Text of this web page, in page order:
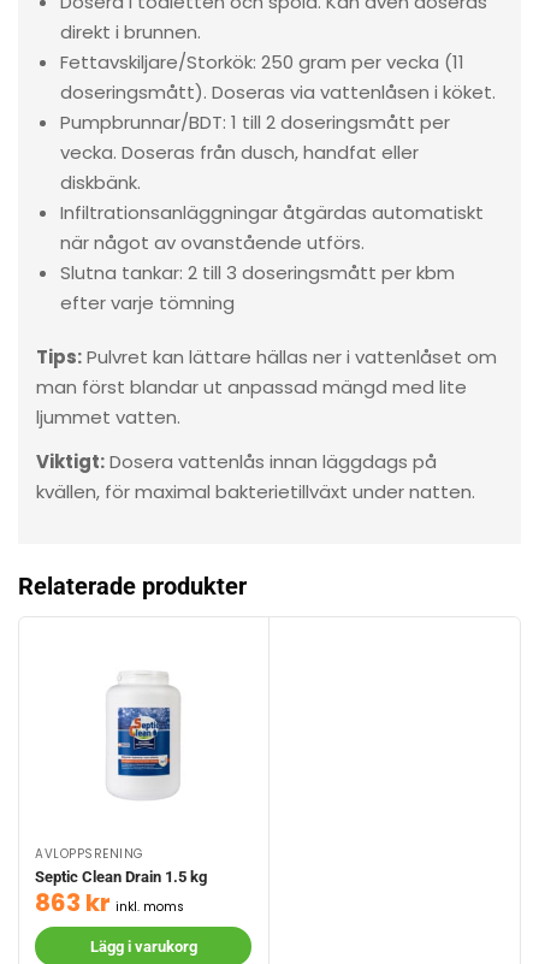
direkt i brunnen.
Fettavskiljare/Storkök: 250 gram per vecka (11
doseringsmått). Doseras via vattenlåsen i köket.
Pumpbrunnar/BDT: 1 till 2 doseringsmått per
vecka. Doseras från dusch, handfat eller
diskbänk.
Infiltrationsanläggningar åtgärdas automatiskt
när något av ovanstående utförs.
Slutna tankar: 2 till 3 doseringsmått per kbm
efter varje tömning
Tips:Pulvret kan lättare hällas ner i vattenlåset om
man först blandar ut anpassad mängd med lite
ljummet vatten.
Viktigt:Dosera vattenlås innan läggdags på
kvällen, för maximal bakterietillväxt under natten.
Relaterade produkter
AVLOPPSRENING
Septic Clean Drain 1.5 kg
863 kr inkl. moms
Lägg i varukorg